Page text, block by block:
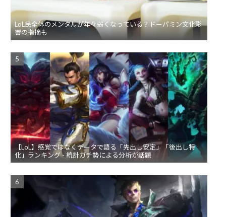
LoL民全体のメンタルが年々弱くなっている？ドーパミン文化影
響の指摘も
【LoL】感覚ではなくデータで語る「先出し安定」「後出し特
化」ランキング - 統計ガチ勢による分析が話題